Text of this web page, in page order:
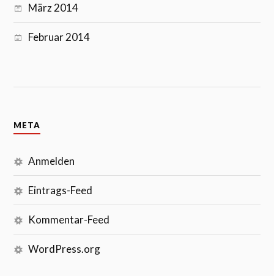
März 2014
Februar 2014
META
Anmelden
Eintrags-Feed
Kommentar-Feed
WordPress.org